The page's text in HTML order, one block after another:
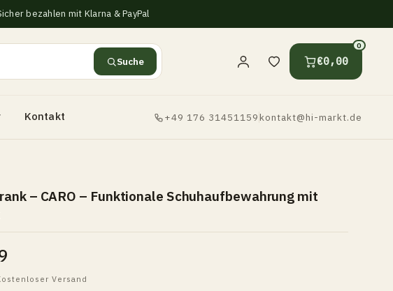
bezahlen mit Klarna & PayPal
Suche €0,00
0
Kontakt +49 176 31451159kontakt@hi-markt.de
– CARO – Funktionale Schuhaufbewahrung mit
Versand